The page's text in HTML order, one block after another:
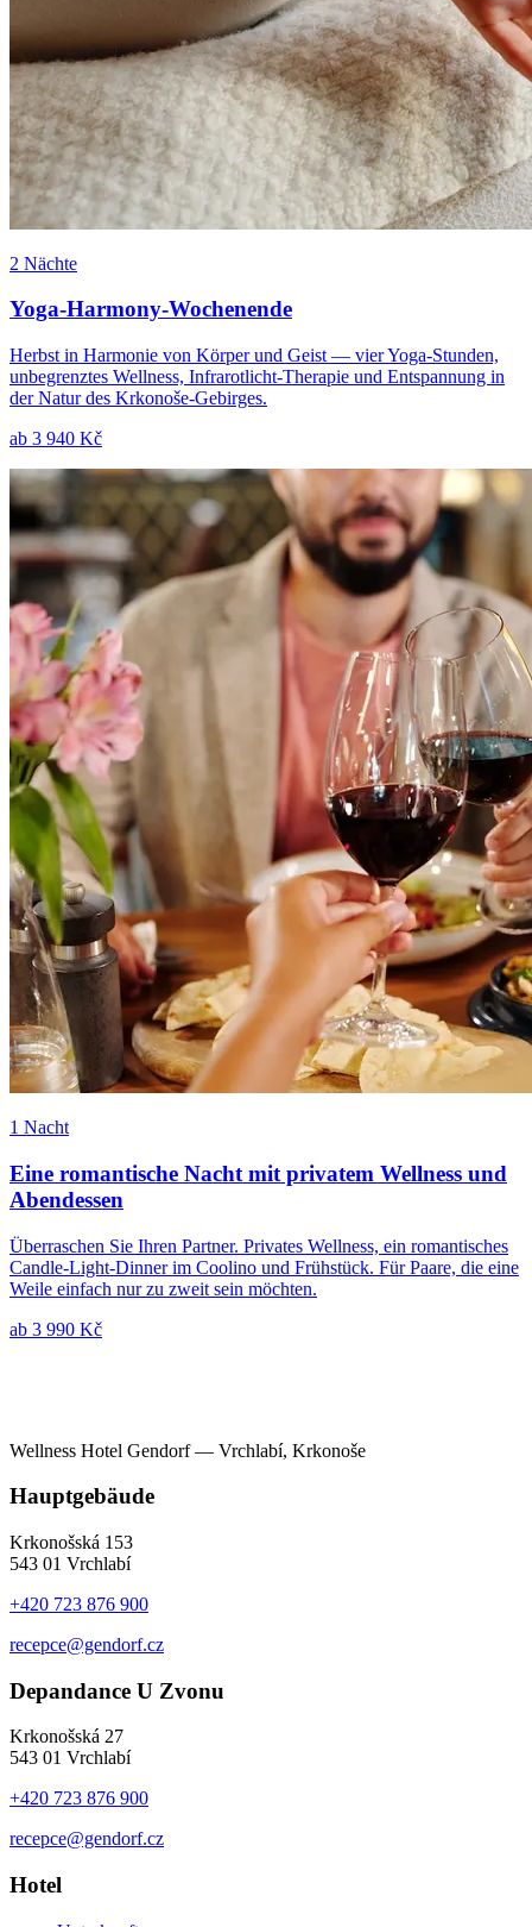
2 Nächte
Yoga-Harmony-Wochenende
Herbst in Harmonie von Körper und Geist — vier Yoga-Stunden,
unbegrenztes Wellness, Infrarotlicht-Therapie und Entspannung in
der Natur des Krkonoše-Gebirges.
ab 3 940 Kč
1 Nacht
Eine romantische Nacht mit privatem Wellness und
Abendessen
Überraschen Sie Ihren Partner. Privates Wellness, ein romantisches
Candle-Light-Dinner im Coolino und Frühstück. Für Paare, die eine
Weile einfach nur zu zweit sein möchten.
ab 3 990 Kč
Wellness Hotel Gendorf — Vrchlabí, Krkonoše
Hauptgebäude
Krkonošská 153
543 01 Vrchlabí
+420 723 876 900
recepce@gendorf.cz
Depandance U Zvonu
Krkonošská 27
543 01 Vrchlabí
+420 723 876 900
recepce@gendorf.cz
Hotel